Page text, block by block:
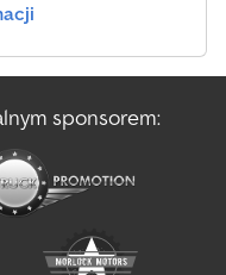
sponsorem: